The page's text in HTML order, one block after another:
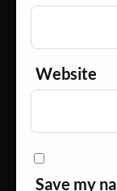
Website
Save my